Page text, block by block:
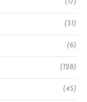
(17)
(31)
(6)
(128)
(45)